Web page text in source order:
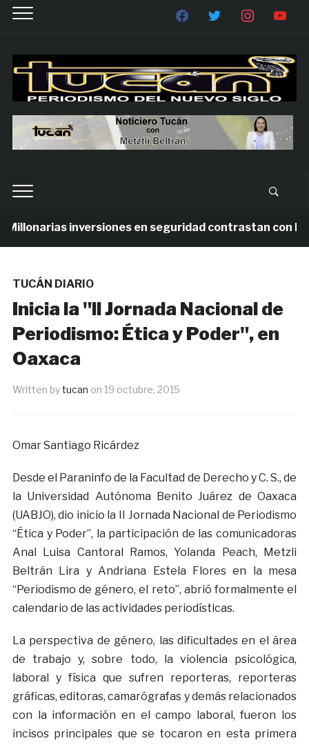
inversiones en seguridad contrastan con la
TUCÁN DIARIO
Inicia la "ll Jornada Nacional de
Periodismo: Ética y Poder", en
Oaxaca
Written bytucan on 19 octubre, 2015
Omar Santiago Ricárdez
Desde el Paraninfo de la Facultad de Derecho y C. S., de
la Universidad Autónoma Benito Juárez de Oaxaca
(UABJO), dio inicio la II Jornada Nacional de Periodismo
“Ética y Poder”, la participación de las comunicadoras
Anal Luisa Cantoral Ramos, Yolanda Peach, Metzli
Beltrán Lira y Andriana Estela Flores en la mesa
“Periodismo de género, el reto”, abrió formalmente el
calendario de las actividades periodísticas.
La perspectiva de género, las dificultades en el área
de trabajo y, sobre todo, la violencia psicológica,
laboral y física que sufren reporteras, reporteras
gráficas, editoras, camarógrafas y demás relacionados
con la información en el campo laboral, fueron los
incisos principales que se tocaron en esta primera